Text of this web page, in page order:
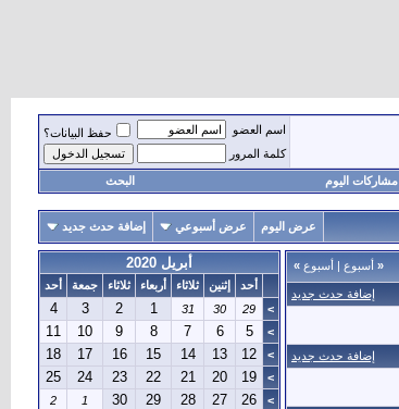
اسم العضو
حفظ البيانات؟
كلمة المرور
مشاركات اليوم البحث
عرض اليوم عرض أسبوعي إضافة حدث جديد
« أسبوع | أسبوع »
إضافة حدث جديد
إضافة حدث جديد
أبريل 2020
أحد إثنين ثلاثاء أربعاء ثلاثاء جمعة
أحد
>
29
30
31
1
2
3
4
>
5
6
7
8
9
10
11
>
12
13
14
15
16
17
18
>
19
20
21
22
23
24
25
>
26
27
28
29
30
1
2